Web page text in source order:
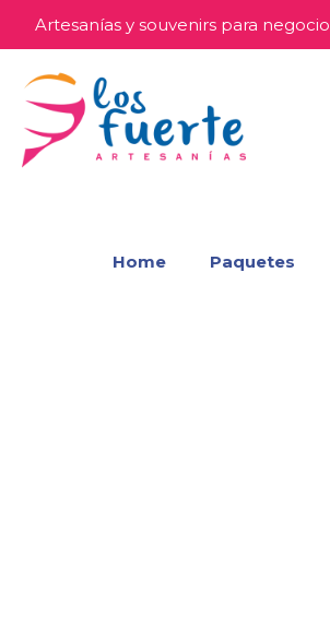
Artesanías y souvenirs para negocio
Home Paquetes